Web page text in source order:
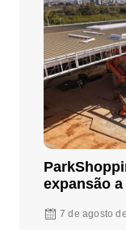
expansão
7 de agosto